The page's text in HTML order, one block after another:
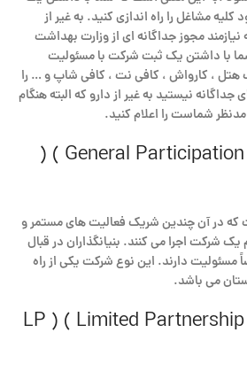
مشاغل را راه اندازی کنید. به غیر از
مجوز جداگانه ای از وزارت بهداشت
با داشتن یک ثبت شرکت با مسئولیت
، کارواش ، کافی نت ، کافی شاپ و … را
جداگانه نیستید به غیر از دارو که البته هنگام
شماست را اعلام کنید.
مشارکت عمومی ( General Participation ) (
در آن چندین شریک فعالیت های مستمر و
شرکت اجرا می کنند. بنیانگذاران در قبال
دارند. این نوع شرکت یکی از راه
می باشد.
مشارکت محدود ( Limited Partnership ) ( LP